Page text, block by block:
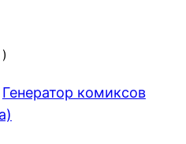
Генератор комиксов